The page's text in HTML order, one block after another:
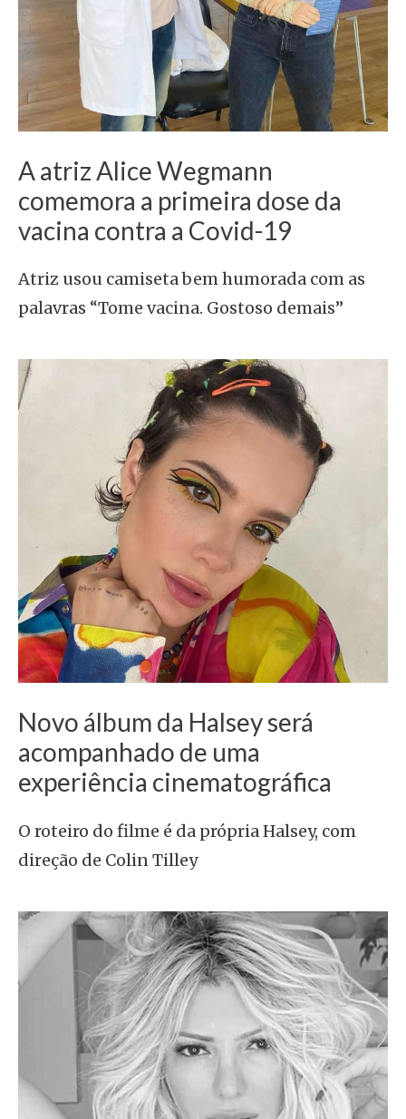
A atriz Alice Wegmann
comemora a primeira dose da
vacina contra a Covid-19
Atriz usou camiseta bem humorada com as
palavras “Tome vacina. Gostoso demais”
Novo álbum da Halsey será
acompanhado de uma
experiência cinematográfica
O roteiro do filme é da própria Halsey, com
direção de Colin Tilley